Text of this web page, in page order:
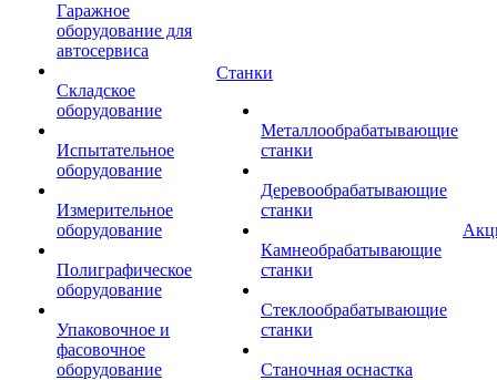
Гаражное
оборудование для
автосервиса
Складское
оборудование
Испытательное
оборудование
Измерительное
оборудование
Полиграфическое
оборудование
Упаковочное и
фасовочное
оборудование
Станки
Металлообрабатывающие
станки
Деревообрабатывающие
станки
Камнеобрабатывающие
станки
Стеклообрабатывающие
станки
Станочная оснастка